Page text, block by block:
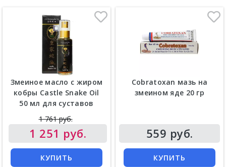
Змеиное масло с жиром
кобры Castle Snake Oil
50 мл для суставов
1 761 руб.
1 251 руб.
КУПИТЬ
Cobratoxan мазь на
змеином яде 20 гр
559 руб.
КУПИТЬ